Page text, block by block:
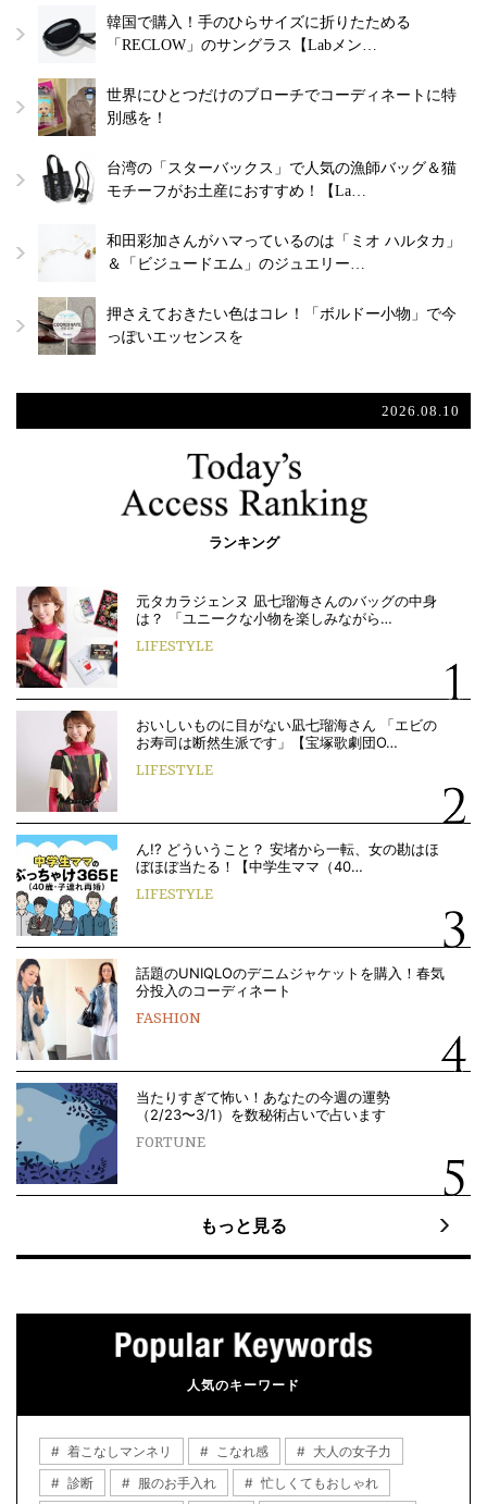
韓国で購入！手のひらサイズに折りたためる
「RECLOW」のサングラス【Labメン…
世界にひとつだけのブローチでコーディネートに特
別感を！
台湾の「スターバックス」で人気の漁師バッグ＆猫
モチーフがお土産におすすめ！【La…
和田彩加さんがハマっているのは「ミオ ハルタカ」
＆「ビジュードエム」のジュエリー…
押さえておきたい色はコレ！「ボルドー小物」で今
っぽいエッセンスを
2026.08.10
ランキング
元タカラジェンヌ 凪七瑠海さんのバッグの中身
は？ 「ユニークな小物を楽しみながら…
LIFESTYLE
おいしいものに目がない凪七瑠海さん 「エビの
お寿司は断然生派です」【宝塚歌劇団O…
LIFESTYLE
ん!? どういうこと？ 安堵から一転、女の勘はほ
ぼほぼ当たる！【中学生ママ（40…
LIFESTYLE
話題のUNIQLOのデニムジャケットを購入！春気
分投入のコーディネート
FASHION
当たりすぎて怖い！あなたの今週の運勢
（2/23〜3/1）を数秘術占いで占います
FORTUNE
もっと見る
人気のキーワード
着こなしマンネリ こなれ感
大人の女子力
診断
服のお手入れ
忙しくてもおしゃれ